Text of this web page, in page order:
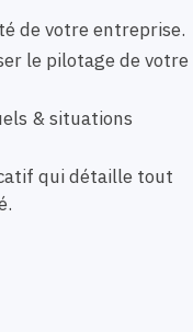
de votre entreprise.
le pilotage de votre
& situations
qui détaille tout